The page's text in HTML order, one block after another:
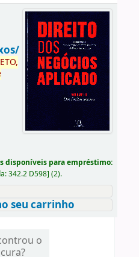
disponíveis para empréstimo:
342.2 D598] (2).
seu carrinho
o